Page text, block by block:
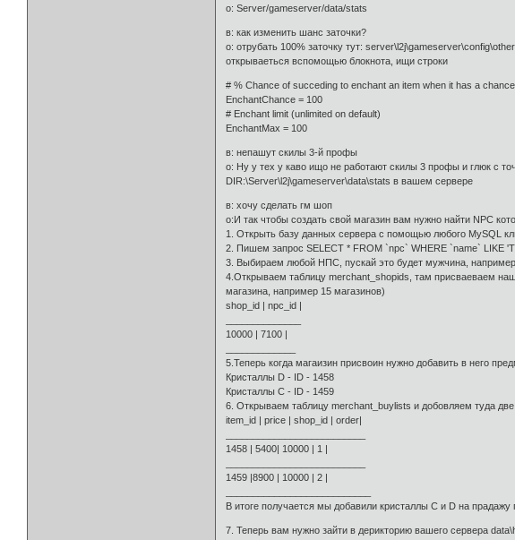
о: Server/gameserver/data/stats
в: как изменить шанс заточки?
о: отрубать 100% заточку тут:
открываеться вспомощью блокнота, ищи строки
# % Chance of succeding to enchant an item when it has a
EnchantChance = 100
# Enchant limit (unlimited on default)
EnchantMax = 100
в: непашут скилы 3-й профы
о: Ну у тех у каво ищо не работают скилы 3 профы и глюк с
DIR:\Server\l2j\gameserver\data\stats в вашем сервере
в: хочу сделать гм шоп
о:И так чтобы создать свой магазин вам нужно найти NPC
1. Открыть базу данных сервера с помощью любого MySQL
2. Пишем запрос SELECT * FROM `npc` WHERE `name` LIKE
3. Выбираем любой НПС, пускай это будет мужчина,
4.Открываем таблицу merchant_shopids, там присваеваем
магазина, например 15 магазинов)
shop_id | npc_id |
10000 | 7100 |
5.Теперь когда магаизин присвоин нужно добавить в него
Кристаллы D - ID - 1458
Кристаллы C - ID - 1459
6. Открываем таблицу merchant_buylists и добовляем туда две
item_id | price | shop_id | order|
1458 | 5400| 10000 | 1 |
1459 |8900 | 10000 | 2 |
В итоге получается мы добавили кристаллы C и D на
7. Теперь вам нужно зайти в дерикторию вашего сервера